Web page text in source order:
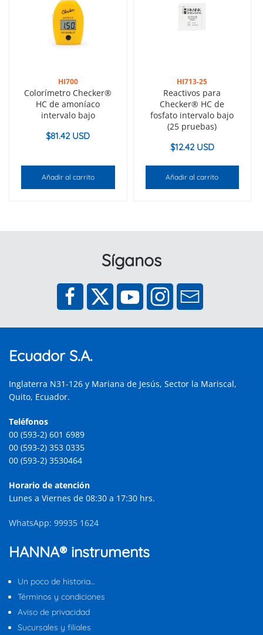
HI700
Colorímetro Checker®
HC de amoníaco
intervalo bajo
$81.42 USD
Añadir al carrito
HI713-25
Reactivos para
Checker® HC de
fosfato intervalo bajo
(25 pruebas)
$12.42 USD
Añadir al carrito
Síganos
Ecuador S.A.
Inglaterra N31-126 y Mariana de Jesús, Sector la Mariscal,
Quito, Ecuador.
Teléfonos
00 (593-2) 601 6989
00 (593-2) 353 0335
00 (593-2) 3530464
Horario de atención
Lunes a Viernes de 08:30 a 17:30 hrs.
WhatsApp: 99935 1624
HANNA® instruments
Un poco de historia…
Términos y condiciones
Aviso de privacidad
Sucursales y filiales